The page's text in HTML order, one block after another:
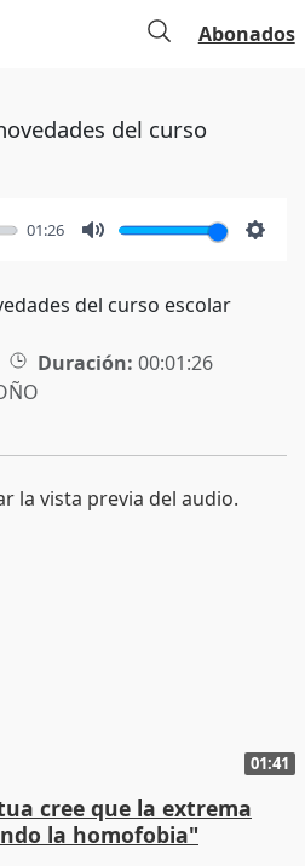
Abonados
del curso
01:26
del curso escolar
Duración: 00:01:26
01:41
cree que la extrema
la homofobia"